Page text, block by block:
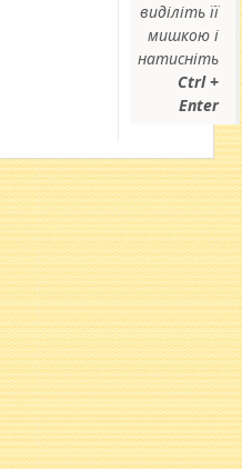
виділіть її
мишкою і
натисніть
Ctrl +
Enter